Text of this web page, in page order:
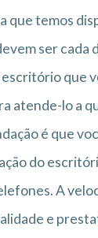
que temos
ser cada
escritório que
atende-lo a
é que
do
A
e